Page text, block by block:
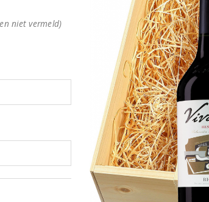
niet vermeld)